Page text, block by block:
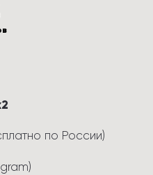
по России)